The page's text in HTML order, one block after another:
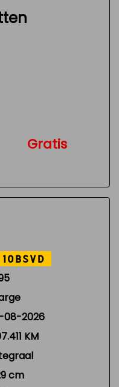
Gratis
10BSVD
08-2026
KM
cm